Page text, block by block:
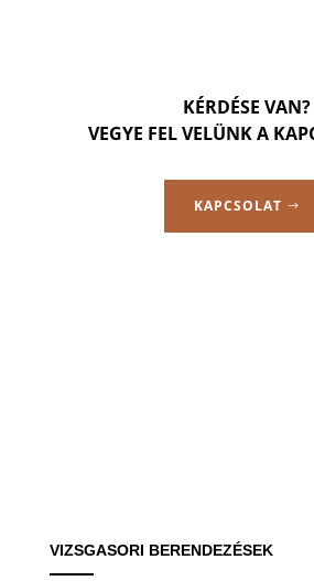
KÉRDÉSE VAN?
VEGYE FEL VELÜNK A
KAPCSOLAT
VIZSGASORI BERENDEZÉSEK